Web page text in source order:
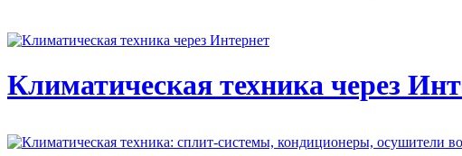
Климатическая техника через